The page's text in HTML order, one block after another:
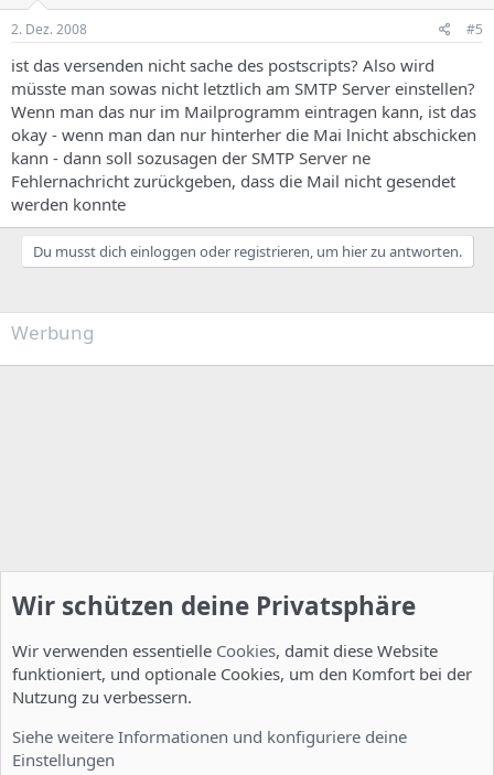
2. Dez. 2008 #5
ist das versenden nicht sache des postscripts? Also wird
müsste man sowas nicht letztlich am SMTP Server einstellen?
Wenn man das nur im Mailprogramm eintragen kann, ist das
okay - wenn man dan nur hinterher die Mai lnicht abschicken
kann - dann soll sozusagen der SMTP Server ne
Fehlernachricht zurückgeben, dass die Mail nicht gesendet
werden konnte
Du musst dich einloggen oder registrieren, um hier zu antworten.
Werbung
Wir schützen deine Privatsphäre
Wir verwenden essentielle Cookies, damit diese Website
funktioniert, und optionale Cookies, um den Komfort bei der
Nutzung zu verbessern.
Siehe weitere Informationen und konfiguriere deine
Einstellungen